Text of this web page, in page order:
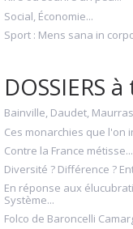
Social, Économie...
Sport : Mens sana in
DOSSIERS
Bainville, Daudet,
Ces monarchies que l'on
Contre la France
Diversité ? Différence ?
En réponse aux
Système...
Folco de Baroncelli